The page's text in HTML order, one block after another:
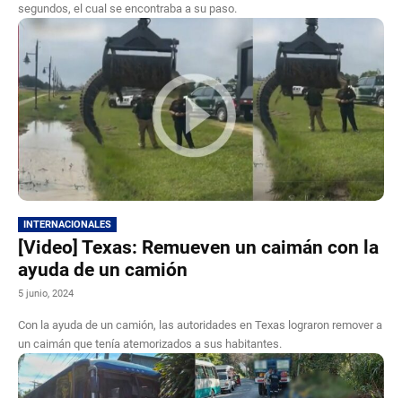
segundos, el cual se encontraba a su paso.
INTERNACIONALES
[Video] Texas: Remueven un caimán con la
ayuda de un camión
5 junio, 2024
Con la ayuda de un camión, las autoridades en Texas lograron remover a
un caimán que tenía atemorizados a sus habitantes.